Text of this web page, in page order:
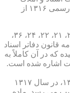
مصوب ۱۳۱۰ از یك طرف و قانون دفاتر اسناد رسمی ۱۳۱۶ از
در سال ۱۳۱۶ و در اجرای مواد ۹ و ۱۰ و ۱۵، ۲۰، ۲۱، ۲۲، ۲۴، ۳۶،
اسناد رسمی ۱۳۱۶، نظامنامه قانون دفاتر اسناد
كه در آن كاملاً به
ثبت اشاره شده است.
براساس ماده ۴۷ قانون دفاتر اسناد رسمی ۱۳۱۶، در سال ۱۳۱۷